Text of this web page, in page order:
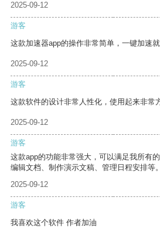
2025-09-12
游客
这款加速器app的操作非常简单，一键加速就
2025-09-12
游客
这款软件的设计非常人性化，使用起来非常
2025-09-12
游客
这款app的功能非常强大，可以满足我所有
编辑文档、制作演示文稿、管理日程安排等。
2025-09-12
游客
我喜欢这个软件 作者加油